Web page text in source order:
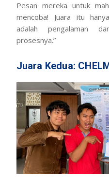
Pesan mereka untuk
mencoba! Juara itu
adalah pengalaman
prosesnya.”
Juara Kedua: